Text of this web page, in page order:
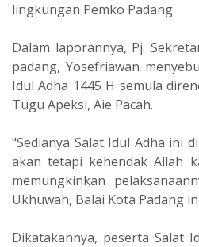
lingkungan Pemko Padang.
Dalam laporannya, Pj.
padang, Yosefriawan
Idul Adha 1445 H semula
Tugu Apeksi, Aie Pacah.
"Sedianya Salat Idul Adha ini
akan tetapi kehendak Allah
memungkinkan
Ukhuwah, Balai Kota Padang
Dikatakannya, peserta Salat